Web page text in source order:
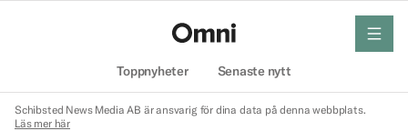
Toppnyheter Senaste nytt
meny
Schibsted News Media AB är ansvarig för dina data på denna webbplats.
Läs mer här